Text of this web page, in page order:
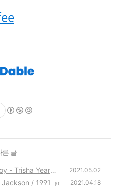
른 글
- Trisha Yearwo
2021.05.02
/ 1991 (0) 2021.04.18